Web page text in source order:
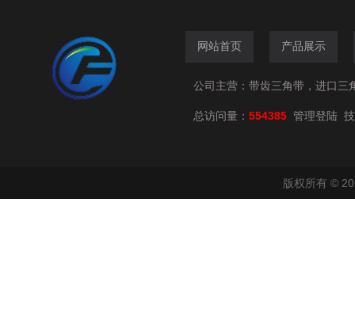
网站首页 产品展示
公司主营：带齿三角带，进口三
总访问量： 554385 管理登陆
版权所有 ©